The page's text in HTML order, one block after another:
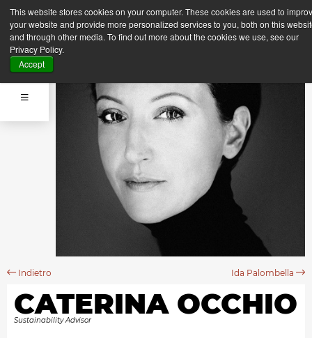
This website stores cookies on your computer. These cookies are used to
your website and provide more personalized services to you, both on this
and through other media. To find out more about the cookies we use, see our
Privacy Policy.
Accept
Indietro Ida Palombella
CATERINA OCCHIO
Sustainability Advisor